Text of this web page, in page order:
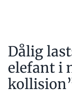
Dålig
elefant i